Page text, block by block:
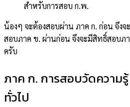
สำหรับการสอบ ก.พ.
น้องๆ จะต้องสอบผ่าน ภาค ก. ก่อน จึง
สอบภาค ข. ผ่านก่อน จึงจะมีสิทธิ์สอบ
ครับ
ภาค ก. การสอบวัดความ
ทั่วไป